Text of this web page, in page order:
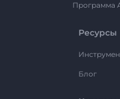
Программа
Ресурсы
Блог